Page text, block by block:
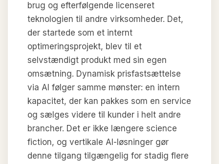
brug og efterfølgende licenseret
teknologien til andre virksomheder. Det,
der startede som et internt
optimeringsprojekt, blev til et
selvstændigt produkt med sin egen
omsætning. Dynamisk prisfastsættelse
via AI følger samme mønster: en intern
kapacitet, der kan pakkes som en service
og sælges videre til kunder i helt andre
brancher. Det er ikke længere science
fiction, og vertikale AI-løsninger gør
denne tilgang tilgængelig for stadig flere